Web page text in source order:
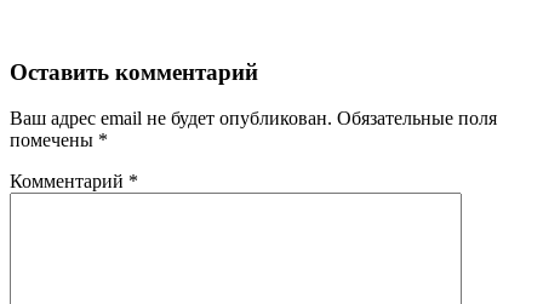
Оставить комментарий
Ваш адрес email не будет опубликован. Обязательные поля
помечены *
Комментарий *